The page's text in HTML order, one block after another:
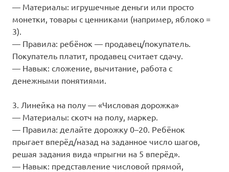
— Материалы: игрушечные деньги или просто
монетки, товары с ценниками (например, яблоко =
3).
— Правила: ребёнок — продавец/покупатель.
Покупатель платит, продавец считает сдачу.
— Навык: сложение, вычитание, работа с
денежными понятиями.
3. Линейка на полу — «Числовая дорожка»
— Материалы: скотч на полу, маркер.
— Правила: делайте дорожку 0–20. Ребёнок
прыгает вперёд/назад на заданное число шагов,
решая задания вида «прыгни на 5 вперёд».
— Навык: представление числовой прямой,